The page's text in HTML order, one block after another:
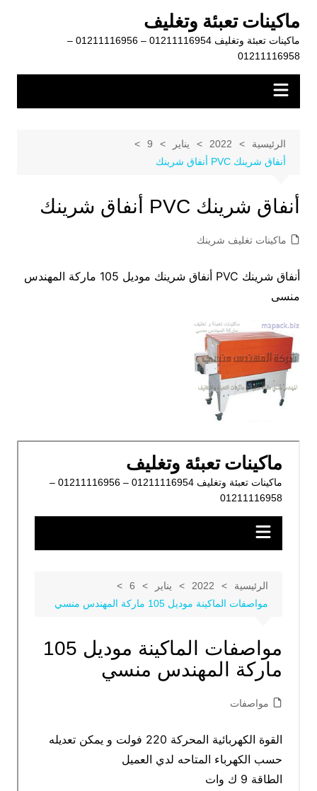
المحتوى
ماكينات تعبئة وتغليف
ماكينات تعبئة وتغليف 01211116954 – 01211116956 –
01211116958
الرئيسية 2022 يناير
9
أنفاق شرينك PVC أنفاق شرينك
أنفاق شرينك PVC أنفاق شرينك
ماكينات تغليف شرينك
أنفاق شرينك PVC أنفاق شرينك موديل 105 ماركة المهندس
منسى